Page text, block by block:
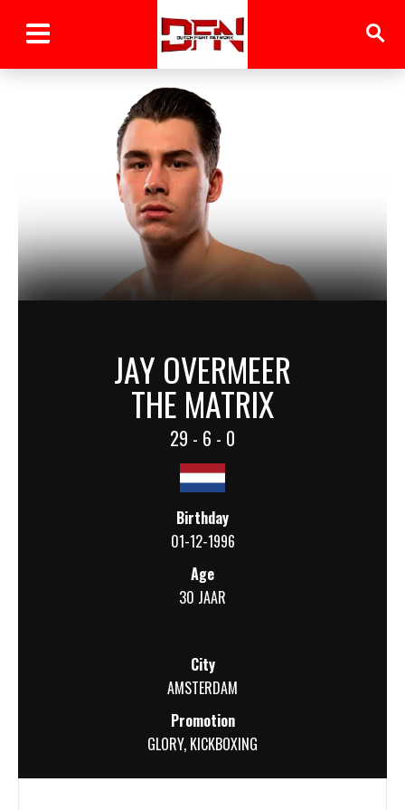
JAY OVERMEER
THE MATRIX
29 - 6 - 0
Birthday
01-12-1996
Age
30 JAAR
City
AMSTERDAM
Promotion
GLORY, KICKBOXING